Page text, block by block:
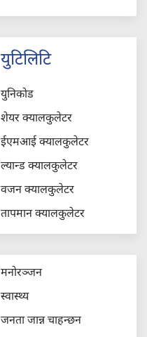
युटिलिटि
युनिकोड
शेयर क्यालकुलेटर
ईएमआई क्यालकुलेटर
ल्यान्ड क्यालकुलेटर
वजन क्यालकुलेटर
तापमान क्यालकुलेटर
मनोरञ्जन
स्वास्थ्य
जनता जान्न चाहन्छन